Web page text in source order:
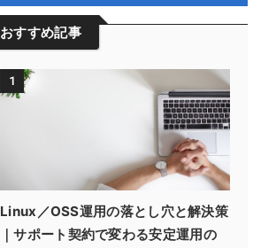
おすすめ記事
1
Linux／OSS運用の落とし穴と解決策
｜サポート契約で変わる安定運用の